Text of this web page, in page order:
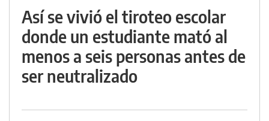
Así se vivió el tiroteo escolar
donde un estudiante mató al
menos a seis personas antes de
ser neutralizado